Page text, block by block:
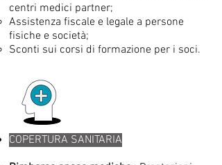
centri medici partner;
Assistenza fiscale e legale a persone
fisiche e società;
Sconti sui corsi di formazione per i soci.
COPERTURA SANITARIA